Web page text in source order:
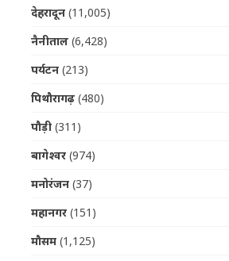
देहरादून(11,005)
नैनीताल(6,428)
पर्यटन(213)
पिथौरागढ़(480)
पौड़ी(311)
बागेश्वर(974)
मनोरंजन(37)
महानगर(151)
मौसम(1,125)